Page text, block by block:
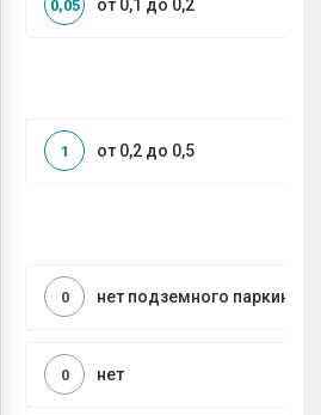
от 0,1 до 0,2
0,05
от 0,2 до 0,5
1
нет подземного паркинга
0
нет
0